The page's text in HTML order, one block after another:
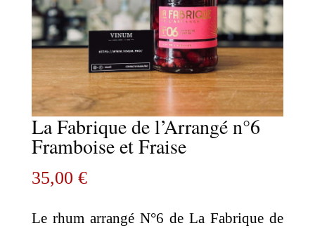
La Fabrique de l’Arrangé n°6
Framboise et Fraise
35,00 €
Le rhum arrangé N°6 de La Fabrique de